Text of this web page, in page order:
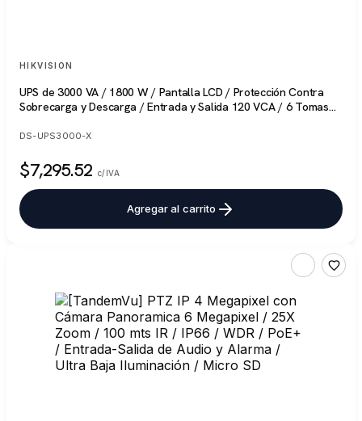
HIKVISION
UPS de 3000 VA / 1800 W / Pantalla LCD / Protección Contra
Sobrecarga y Descarga / Entrada y Salida 120 VCA / 6 Tomas
DS-UPS3000-X
$7,295.52 c/IVA
Agregar al carrito